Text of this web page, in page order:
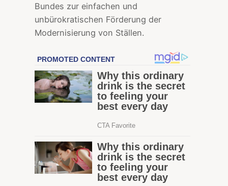
Bundes zur einfachen und
unbürokratischen Förderung der
Modernisierung von Ställen.